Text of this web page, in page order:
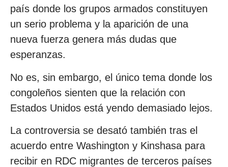
país donde los grupos armados constituyen
un serio problema y la aparición de una
nueva fuerza genera más dudas que
esperanzas.
No es, sin embargo, el único tema donde los
congoleños sienten que la relación con
Estados Unidos está yendo demasiado lejos.
La controversia se desató también tras el
acuerdo entre Washington y Kinshasa para
recibir en RDC migrantes de terceros países